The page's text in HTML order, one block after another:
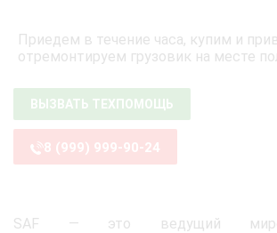
Приедем в течение часа, купим и
отремонтируем грузовик на месте
ВЫЗВАТЬ ТЕХПОМОЩЬ
8 (999) 999-90-24
SAF — это ведущий